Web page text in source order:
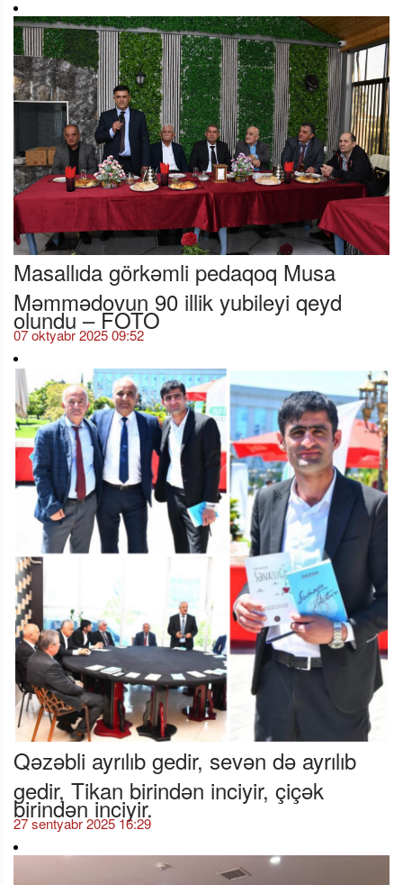
Masallıda görkəmli pedaqoq Musa
Məmmədovun 90 illik yubileyi qeyd
olundu – FOTO
07 oktyabr 2025 09:52
Qəzəbli ayrılıb gedir, sevən də ayrılıb
gedir, Tikan birindən inciyir, çiçək
birindən inciyir.
27 sentyabr 2025 16:29